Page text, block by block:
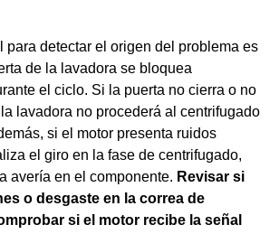
para detectar el origen del problema es
de la lavadora se bloquea
el ciclo. Si la puerta no cierra o no
lavadora no procederá al centrifugado
si el motor presenta ruidos
el giro en la fase de centrifugado,
avería en el componente. Revisar si
o desgaste en la correa de
si el motor recibe la señal